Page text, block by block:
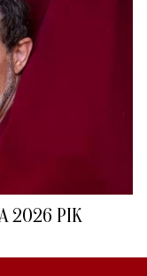
2026 РІК